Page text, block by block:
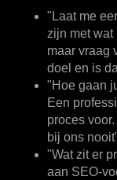
"Laat me
zijn met wat
maar vraag
doel en is
"Hoe gaan
Een
proces
bij ons
"Wat zit er
aan SEO-